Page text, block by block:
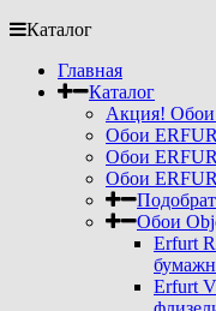
Каталог
Главная
Каталог
Акция! Обои
Обои
Обои
Обои
Обои
Erfurt
Erfurt